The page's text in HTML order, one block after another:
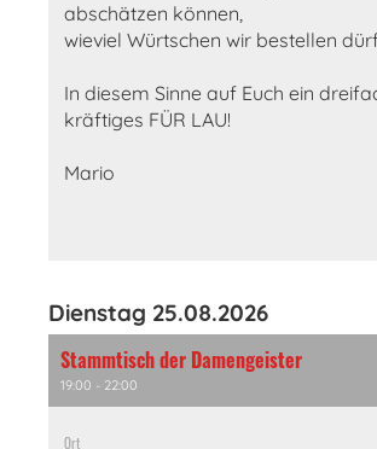
abschätzen können,
wieviel Würtschen wir bestellen
In diesem Sinne auf Euch ein
kräftiges FÜR LAU!
Mario
Dienstag 25.08.2026
Stammtisch der Damengeister
19:00 - 22:00
Ort